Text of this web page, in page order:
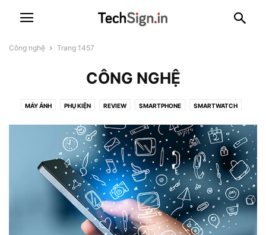
Công nghệ Trang 1457
CÔNG NGHỆ
MÁY ẢNH PHỤ KIỆN REVIEW SMARTPHONE SMARTWATCH